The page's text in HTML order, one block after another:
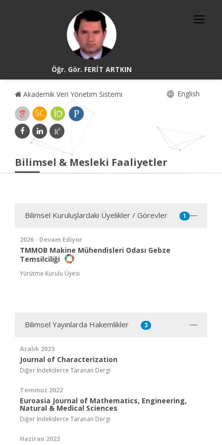
Öğr. Gör. FERİT ARTKIN
Akademik Veri Yönetim Sistemi English
Bilimsel & Mesleki Faaliyetler
Bilimsel Kuruluşlardaki Üyelikler / Görevler 1
2026 - Devam Ediyor
TMMOB Makine Mühendisleri Odası Gebze
Temsilciliği
Yürütme Kurulu Üyesi
Bilimsel Yayınlarda Hakemlikler 3
Aralık 2023
Journal of Characterization
Diğer İndekslerce Taranan Dergi
Temmuz 2022
Euroasia Journal of Mathematics, Engineering,
Natural & Medical Sciences
Diğer İndekslerce Taranan Dergi
Haziran 2022